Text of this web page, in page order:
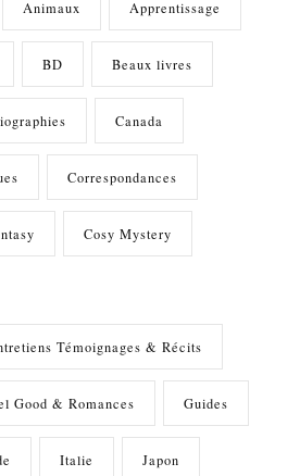
Animaux Apprentissage
BD Beaux livres
Canada
Correspondances
Cosy Mystery
Témoignages & Récits
Good & Romances Guides
Italie Japon